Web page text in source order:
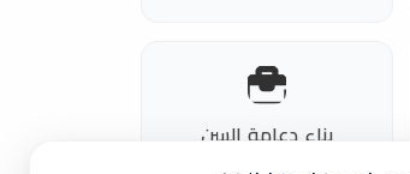
بناء دعامة السن